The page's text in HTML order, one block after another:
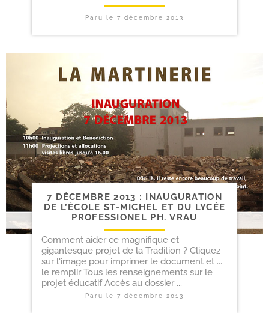
Paru le 7 décembre 2013
7 DÉCEMBRE 2013 : INAUGURATION
DE L’ÉCOLE ST-​MICHEL ET DU LYCÉE
PROFESSIONEL PH. VRAU
Comment aider ce magnifique et
gigantesque projet de la Tradition ? Cliquez
sur l'image pour imprimer le document et ...
le remplir Tous les renseignements sur le
projet éducatif Accès au dossier ...
Paru le 7 décembre 2013